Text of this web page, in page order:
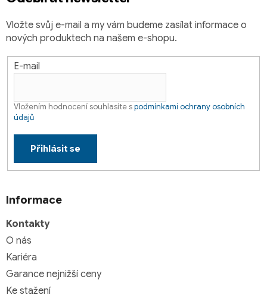
Vložte svůj e-mail a my vám budeme zasílat informace o
nových produktech na našem e-shopu.
E-mail
Vložením hodnocení souhlasíte spodmínkami ochrany osobních
údajů
Přihlásit se
Informace
Kontakty
O nás
Kariéra
Garance nejnižší ceny
Ke stažení